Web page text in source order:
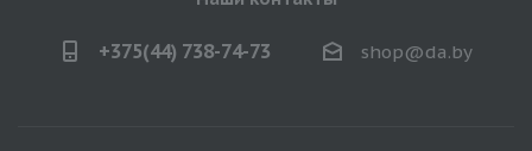
+375(44) 738-74-73 shop@da.by